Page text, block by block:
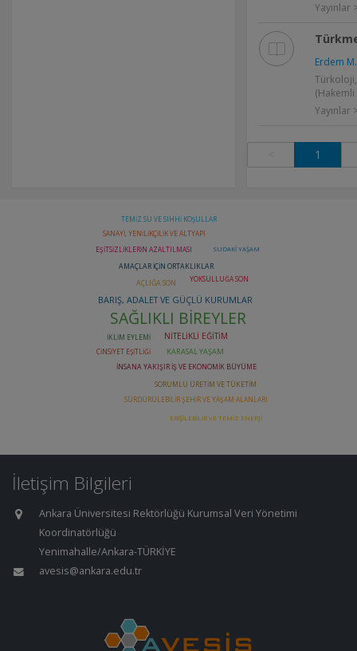
Yayınlar
Erdem M.
Yayınlar
1
İletişim Bilgileri
Ankara Üniversitesi Rektörlüğü Kurumsal Veri Yönetimi
Koordinatörlüğü
Yenimahalle/Ankara-TÜRKİYE
avesis@ankara.edu.tr